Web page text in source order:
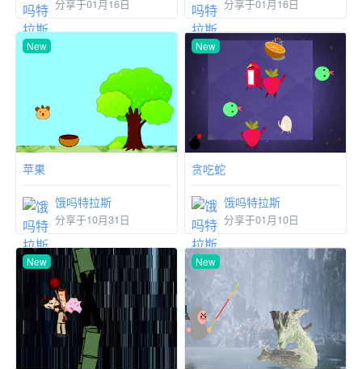
分享于01月16日 分享于01月16日
New
苹果
饿吗特拉斯
分享于10月31日
New
贪吃蛇
饿吗特拉斯
分享于01月10日
New New